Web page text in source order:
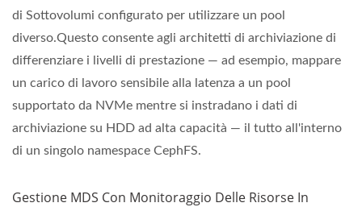
di Sottovolumi configurato per utilizzare un pool
diverso.Questo consente agli architetti di archiviazione di
differenziare i livelli di prestazione — ad esempio, mappare
un carico di lavoro sensibile alla latenza a un pool
supportato da NVMe mentre si instradano i dati di
archiviazione su HDD ad alta capacità — il tutto all'interno
di un singolo namespace CephFS.
Gestione MDS Con Monitoraggio Delle Risorse In